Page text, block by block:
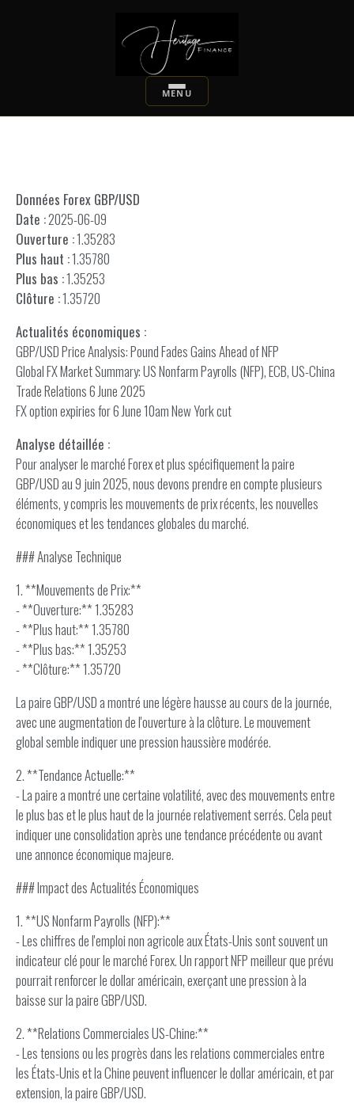
Données Forex GBP/USD
Date :2025-06-09
Ouverture :1.35283
Plus haut :1.35780
Plus bas :1.35253
Clôture :1.35720
Actualités économiques :
GBP/USD Price Analysis: Pound Fades Gains Ahead of NFP
Global FX Market Summary: US Nonfarm Payrolls (NFP), ECB, US-China
Trade Relations 6 June 2025
FX option expiries for 6 June 10am New York cut
Analyse détaillée :
Pour analyser le marché Forex et plus spécifiquement la paire
GBP/USD au 9 juin 2025, nous devons prendre en compte plusieurs
éléments, y compris les mouvements de prix récents, les nouvelles
économiques et les tendances globales du marché.
### Analyse Technique
1. **Mouvements de Prix:**
- **Ouverture:** 1.35283
- **Plus haut:** 1.35780
- **Plus bas:** 1.35253
- **Clôture:** 1.35720
La paire GBP/USD a montré une légère hausse au cours de la journée,
avec une augmentation de l'ouverture à la clôture. Le mouvement
global semble indiquer une pression haussière modérée.
2. **Tendance Actuelle:**
- La paire a montré une certaine volatilité, avec des mouvements entre
le plus bas et le plus haut de la journée relativement serrés. Cela peut
indiquer une consolidation après une tendance précédente ou avant
une annonce économique majeure.
### Impact des Actualités Économiques
1. **US Nonfarm Payrolls (NFP):**
- Les chiffres de l'emploi non agricole aux États-Unis sont souvent un
indicateur clé pour le marché Forex. Un rapport NFP meilleur que prévu
pourrait renforcer le dollar américain, exerçant une pression à la
baisse sur la paire GBP/USD.
2. **Relations Commerciales US-Chine:**
- Les tensions ou les progrès dans les relations commerciales entre
les États-Unis et la Chine peuvent influencer le dollar américain, et par
extension, la paire GBP/USD.